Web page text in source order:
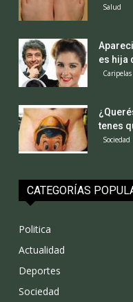
Salud
es hija
Caripelas
tenes
Sociedad
CATEGORÍAS
Politica
Actualidad
Deportes
Sociedad